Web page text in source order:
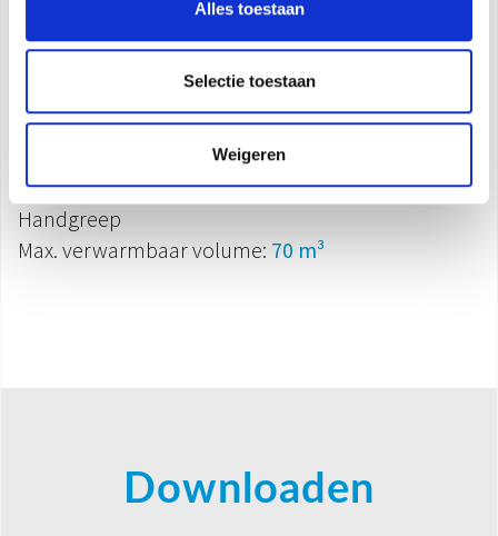
Alles toestaan
Selectie toestaan
Weigeren
Oscillatie 90°
Timer 12h
Anti-kantelschakelaar
Veiligheidsthermostaat
Antivriesfunctie
Handgreep
Max. verwarmbaar volume: 70 m³
Downloaden